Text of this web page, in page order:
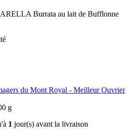
du Mont Royal - Meilleur Ouvrier
g
1 jour(s) avant la livraison